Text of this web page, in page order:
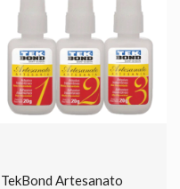
TekBond Artesanato